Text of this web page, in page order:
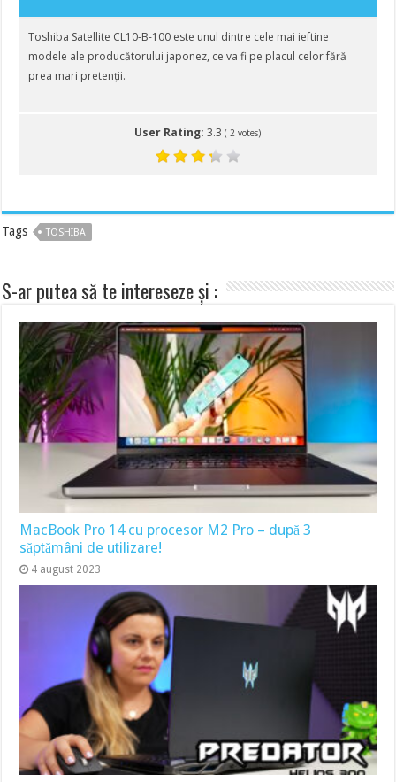
Toshiba Satellite CL10-B-100 este unul dintre cele mai ieftine
modele ale producătorului japonez, ce va fi pe placul celor fără
prea mari pretenții.
User Rating:3.3 (2 votes)
Tags TOSHIBA
S-ar putea să te intereseze și :
MacBook Pro 14 cu procesor M2 Pro – după 3
săptămâni de utilizare!
4 august 2023